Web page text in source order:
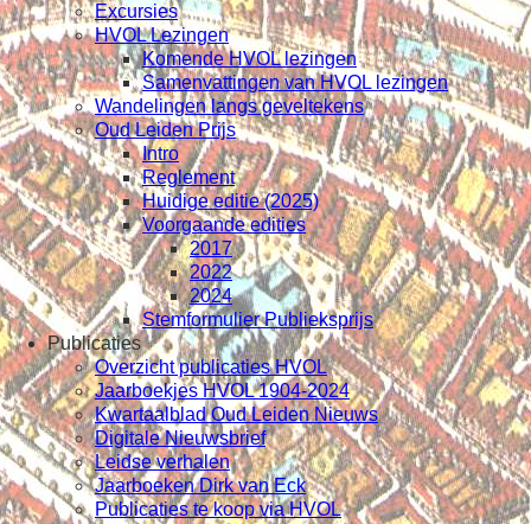
Excursies
HVOL Lezingen
Komende HVOL lezingen
Samenvattingen van HVOL lezingen
Wandelingen langs geveltekens
Oud Leiden Prijs
Intro
Reglement
Huidige editie (2025)
Voorgaande edities
2017
2022
2024
Stemformulier Publieksprijs
Publicaties
Overzicht publicaties HVOL
Jaarboekjes HVOL 1904-2024
Kwartaalblad Oud Leiden Nieuws
Digitale Nieuwsbrief
Leidse verhalen
Jaarboeken Dirk van Eck
Publicaties te koop via HVOL